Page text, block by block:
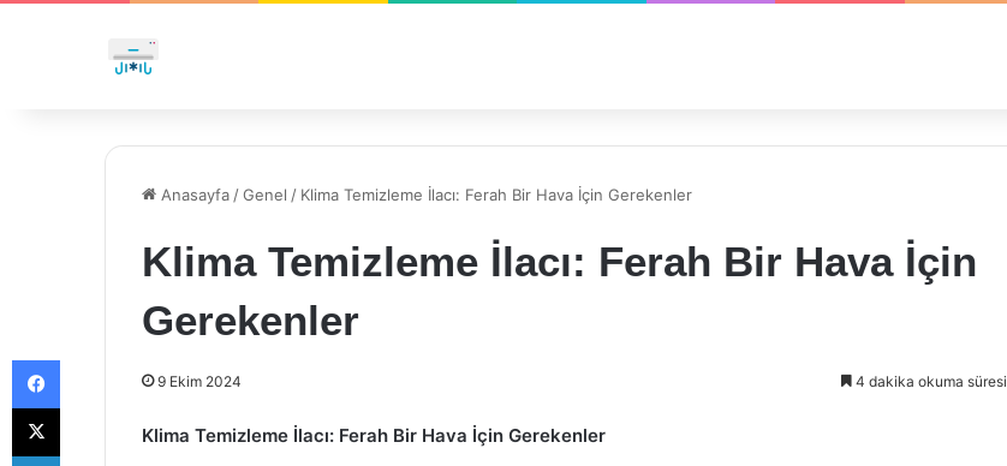
Anasayfa /Genel / Klima Temizleme İlacı: Ferah Bir Hava İçin Gerekenler
Klima Temizleme İlacı: Ferah Bir Hava İçin
Gerekenler
9 Ekim 2024 4 dakika okuma süresi
Klima Temizleme İlacı: Ferah Bir Hava İçin Gerekenler
Facebook
X
LinkedIn